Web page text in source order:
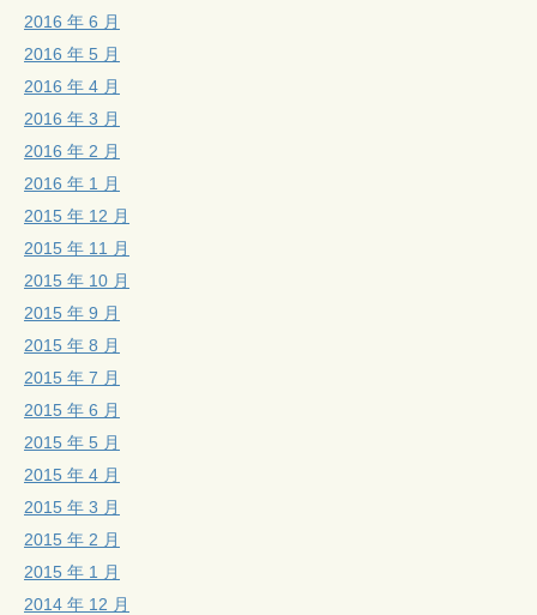
2016 年 6 月
2016 年 5 月
2016 年 4 月
2016 年 3 月
2016 年 2 月
2016 年 1 月
2015 年 12 月
2015 年 11 月
2015 年 10 月
2015 年 9 月
2015 年 8 月
2015 年 7 月
2015 年 6 月
2015 年 5 月
2015 年 4 月
2015 年 3 月
2015 年 2 月
2015 年 1 月
2014 年 12 月